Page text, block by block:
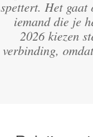
spettert. Het gaat
iemand die je
2026 kiezen
verbinding,